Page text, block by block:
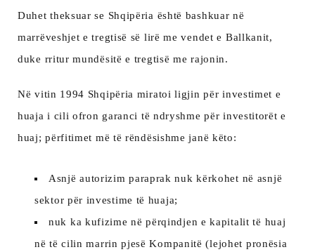
Duhet theksuar se Shqipëria është bashkuar në
marrëveshjet e tregtisë së lirë me vendet e Ballkanit,
duke rritur mundësitë e tregtisë me rajonin.
Në vitin 1994 Shqipëria miratoi ligjin për investimet e
huaja i cili ofron garanci të ndryshme për investitorët e
huaj; përfitimet më të rëndësishme janë këto:
Asnjë autorizim paraprak nuk kërkohet në asnjë
sektor për investime të huaja;
nuk ka kufizime në përqindjen e kapitalit të huaj
në të cilin marrin pjesë Kompanitë (lejohet pronësia